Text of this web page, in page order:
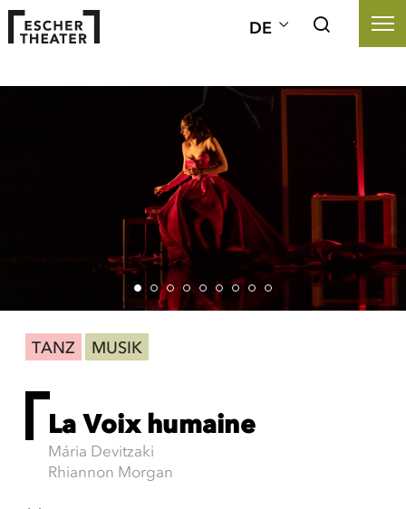
DE
TANZ MUSIK
La Voix humaine
Mária Devitzaki
Rhiannon Morgan